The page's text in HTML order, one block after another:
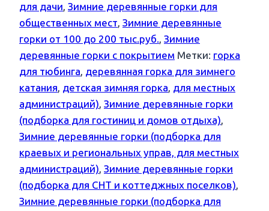
для дачи, Зимние деревянные горки для
общественных мест, Зимние деревянные
горки от 100 до 200 тыс.руб., Зимние
деревянные горки с покрытием Метки: горка
для тюбинга, деревянная горка для зимнего
катания, детская зимняя горка, для местных
администраций), Зимние деревянные горки
(подборка для гостиниц и домов отдыха),
Зимние деревянные горки (подборка для
краевых и региональных управ, для местных
администраций), Зимние деревянные горки
(подборка для СНТ и коттеджных поселков),
Зимние деревянные горки (подборка для